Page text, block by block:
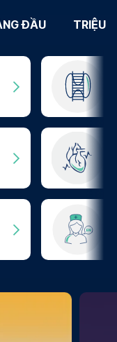
ĐẦU TRIỆU